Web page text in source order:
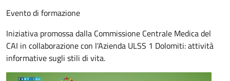
Evento di formazione
Iniziativa promossa dalla Commissione Centrale Medica del
CAI in collaborazione con l'Azienda ULSS 1 Dolomiti: attività
informative sugli stili di vita.